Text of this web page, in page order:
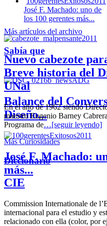
José F. Machado: uno de
los 100 gerentes más...
Nuevo cabezote
Balance del
Diseño...
José F. Machado:
más...
Más artículos del archivo
Sabía que
Breve historia del
UNal
En el año de 1962 siendo
maestro Eugenio Barney
Programa de…[seguir leyendo]
Más Curiosidades
Diccionario
CIE
Commission Internationale de
internacional para el estudio y
relacionado con ella (color, por